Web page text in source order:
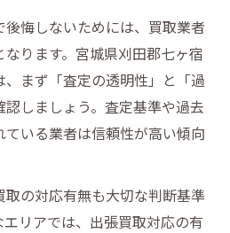
悔しないためには、買取業者
ります。宮城県刈田郡七ヶ宿
まず「査定の透明性」と「過
しましょう。査定基準や過去
いる業者は信頼性が高い傾向
取の対応有無も大切な判断基準
リアでは、出張買取対応の有